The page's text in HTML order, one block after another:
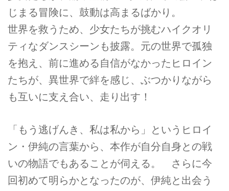
じまる冒険に、鼓動は高まるばかり。
世界を救うため、少女たちが挑むハイクオリ
ティなダンスシーンも披露。元の世界で孤独
を抱え、前に進める自信がなかったヒロイン
たちが、異世界で絆を感じ、ぶつかりながら
も互いに支え合い、走り出す！
「もう逃げんき、私は私から」というヒロイ
ン・伊純の言葉から、本作が自分自身との戦
いの物語でもあることが伺える。 さらに今
回初めて明らかとなったのが、伊純と出会う